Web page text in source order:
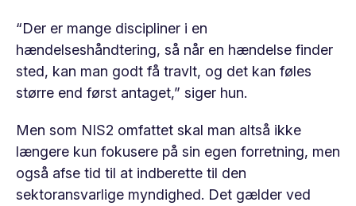
“Der er mange discipliner i en
hændelseshåndtering, så når en hændelse finder
sted, kan man godt få travlt, og det kan føles
større end først antaget,” siger hun.
Men som NIS2 omfattet skal man altså ikke
længere kun fokusere på sin egen forretning, men
også afse tid til at indberette til den
sektoransvarlige myndighed. Det gælder ved